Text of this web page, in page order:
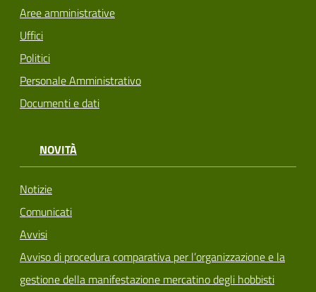
Aree amministrative
Uffici
Politici
Personale Amministrativo
Documenti e dati
NOVITÀ
Notizie
Comunicati
Avvisi
Avviso di procedura comparativa per l’organizzazione e la
gestione della manifestazione mercatino degli hobbisti